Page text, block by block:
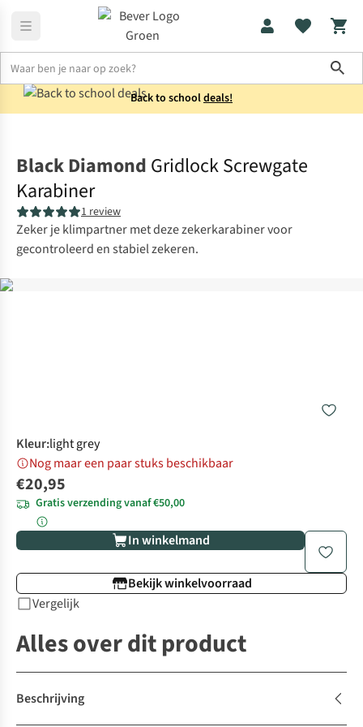
Back to schooldeals!
Black Diamond Gridlock Screwgate
Karabiner
1 review
Zeker je klimpartner met deze zekerkarabiner voor
gecontroleerd en stabiel zekeren.
Kleur:light grey
Nog maar een paar stuks beschikbaar
€20,95
Gratis verzending vanaf €50,00
In winkelmand
Bekijk winkelvoorraad
Vergelijk
Alles over dit product
Beschrijving